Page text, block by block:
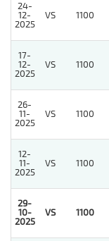
24-
12-
2025
VS 1100
17-
12-
2025
VS 1100
26-
11-
2025
VS 1100
12-
11-
2025
VS 1100
29-
10-
2025
VS 1100